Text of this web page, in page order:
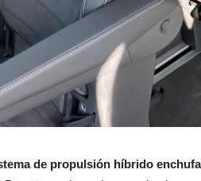
de propulsión híbrido